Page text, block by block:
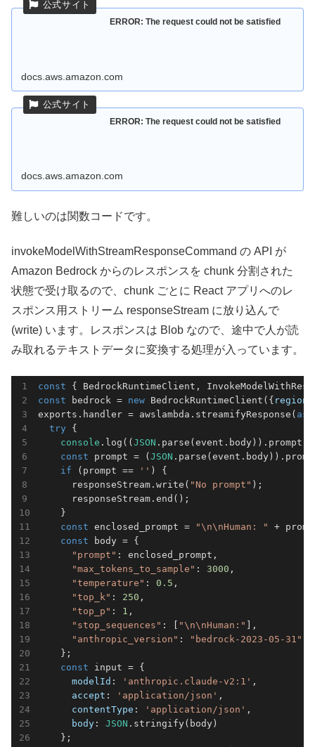
ERROR: The request could not be satisfied
docs.aws.amazon.com
ERROR: The request could not be satisfied
docs.aws.amazon.com
難しいのは関数コードです。
invokeModelWithStreamResponseCommand の API が
Amazon Bedrock からのレスポンスを chunk 分割された
状態で受け取るので、chunk ごとに React アプリへのレ
スポンス用ストリーム responseStream に放り込んで
(write) います。レスポンスは Blob なので、途中で人が読
み取れるテキストデータに変換する処理が入っています。
const { BedrockRuntimeClient,
const bedrock = new BedrockRuntimeClient({ region
exports.handler = awslambda.streamifyResponse(
try {
console .log((JSON .parse(event.body)).prompt);
const prompt = (JSON
if (prompt == '' ) {
      responseStream.write(
"No prompt" );
      responseStream.end();
    }
const enclosed_prompt = "\n\nHuman: "
+
const body = {
"prompt" : enclosed_prompt,
"max_tokens_to_sample" : 3000 ,
"temperature" : 0.5 ,
"top_k" : 250 ,
"top_p" : 1 ,
"stop_sequences" : [ "\n\nHuman:"
],
"anthropic_version" :
"bedrock-2023-05-31"
    };
const input = {
modelId : 'anthropic.claude-v2:1' ,
accept : 'application/json' ,
contentType : 'application/json' ,
body : JSON .stringify(body)
    };